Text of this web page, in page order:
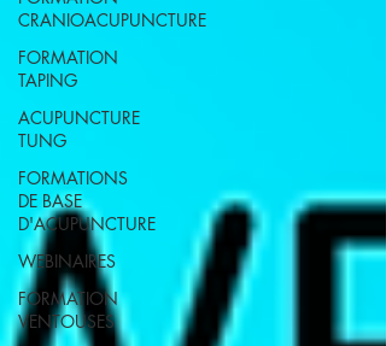
CRANIOACUPUNCTURE
FORMATION
TAPING
ACUPUNCTURE
TUNG
FORMATIONS
DE BASE
D'ACUPUNCTURE
WEBINAIRES
FORMATION
VENTOUSES